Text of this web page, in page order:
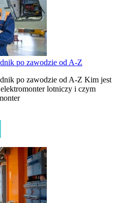
po zawodzie od A-Z
po zawodzie od A-Z Kim jest
lotniczy i czym